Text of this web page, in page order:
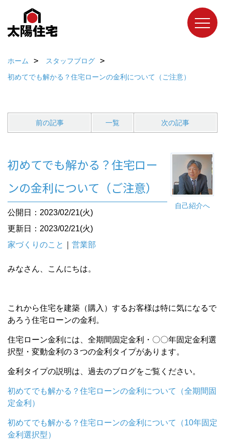
ホーム
スタッフブログ
初めてでも解かる？住宅ローンの金利について（ご注意）
前の記事 一覧 次の記事
自己紹介へ
初めてでも解かる？住宅ロー
ンの金利について（ご注意）
公開日：2023/02/21(火)
更新日：2023/02/21(火)
家づくりのこと
営業部
みなさん、こんにちは。
これから住宅を建築（購入）するお客様は特に気になるで
あろう住宅ローンの金利。
住宅ローン金利には、全期間固定金利・〇〇年固定金利選
択型・変動金利の３つの金利タイプがあります。
金利タイプの説明は、過去のブログをご覧ください。
初めてでも解かる？住宅ローンの金利について（全期間固
定金利）
初めてでも解かる？住宅ローンの金利について（10年固定
金利選択型）